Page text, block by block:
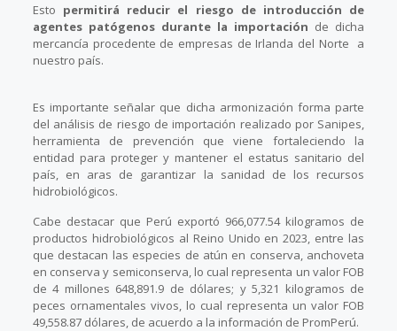
Esto permitirá reducir el riesgo de introducción de
agentes patógenos durante la importación de dicha
mercancía procedente de empresas de Irlanda del Norte a
nuestro país.
Es importante señalar que dicha armonización forma parte
del análisis de riesgo de importación realizado por Sanipes,
herramienta de prevención que viene fortaleciendo la
entidad para proteger y mantener el estatus sanitario del
país, en aras de garantizar la sanidad de los recursos
hidrobiológicos.
Cabe destacar que Perú exportó 966,077.54 kilogramos de
productos hidrobiológicos al Reino Unido en 2023, entre las
que destacan las especies de atún en conserva, anchoveta
en conserva y semiconserva, lo cual representa un valor FOB
de 4 millones 648,891.9 de dólares; y 5,321 kilogramos de
peces ornamentales vivos, lo cual representa un valor FOB
49,558.87 dólares, de acuerdo a la información de PromPerú.